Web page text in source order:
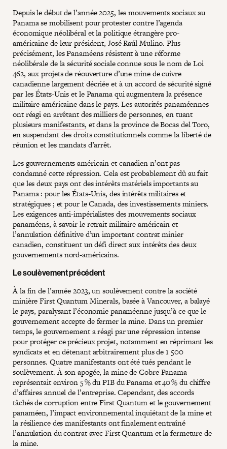
Depuis le début de l’année 2025, les mouvements sociaux au
Panama se mobilisent pour protester contre l’agenda
économique néolibéral et la politique étrangère pro-
américaine de leur président, José Raúl Mulino. Plus
précisément, les Panaméens résistent à une réforme
néolibérale de la sécurité sociale connue sous le nom de Loi
462, aux projets de réouverture d’une mine de cuivre
canadienne largement décriée et à un accord de sécurité signé
par les États-Unis et le Panama qui augmentera la présence
militaire américaine dans le pays. Les autorités panaméennes
ont réagi en arrêtant des milliers de personnes, en tuant
plusieursmanifestants, et dans la province de Bocas del Toro,
en suspendant des droits constitutionnels comme la liberté de
réunion et les mandats d’arrêt.
Les gouvernements américain et canadien n’ont pas
condamné cette répression. Cela est probablement dû au fait
que les deux pays ont des intérêts matériels importants au
Panama : pour les États-Unis, des intérêts militaires et
stratégiques ; et pour le Canada, des investissements miniers.
Les exigences anti-impérialistes des mouvements sociaux
panaméens, à savoir le retrait militaire américain et
l’annulation définitive d’un important contrat minier
canadien, constituent un défi direct aux intérêts des deux
gouvernements nord-américains.
Le soulèvement précédent
À la fin de l’année 2023, un soulèvement contre la société
minière First Quantum Minerals, basée à Vancouver, a balayé
le pays, paralysant l’économie panaméenne jusqu’à ce que le
gouvernement accepte de fermer la mine. Dans un premier
temps, le gouvernement a réagi par une répression intense
pour protéger ce précieux projet, notamment en réprimant les
syndicats et en détenant arbitrairement plus de 1 500
personnes. Quatre manifestants ont été tués pendant le
soulèvement. À son apogée, la mine de Cobre Panama
représentait environ 5 % du PIB du Panama et 40 % du chiffre
d’affaires annuel de l’entreprise. Cependant, des accords
tâchés de corruption entre First Quantum et le gouvernement
panaméen, l’impact environnemental inquiétant de la mine et
la résilience des manifestants ont finalement entraîné
l’annulation du contrat avec First Quantum et la fermeture de
la mine.